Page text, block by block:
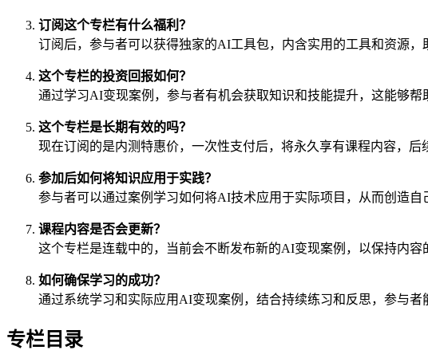
订阅这个专栏有什么福利？
订阅后，参与者可以获得独家的AI工具包，内含实用的工具和资源，
这个专栏的投资回报如何？
通过学习AI变现案例，参与者有机会获取知识和技能提升，这能够
这个专栏是长期有效的吗？
现在订阅的是内测特惠价，一次性支付后，将永久享有课程内容，后
参加后如何将知识应用于实践？
参与者可以通过案例学习如何将AI技术应用于实际项目，从而创造自
课程内容是否会更新？
这个专栏是连载中的，当前会不断发布新的AI变现案例，以保持内容
如何确保学习的成功？
通过系统学习和实际应用AI变现案例，结合持续练习和反思，参与者
专栏目录